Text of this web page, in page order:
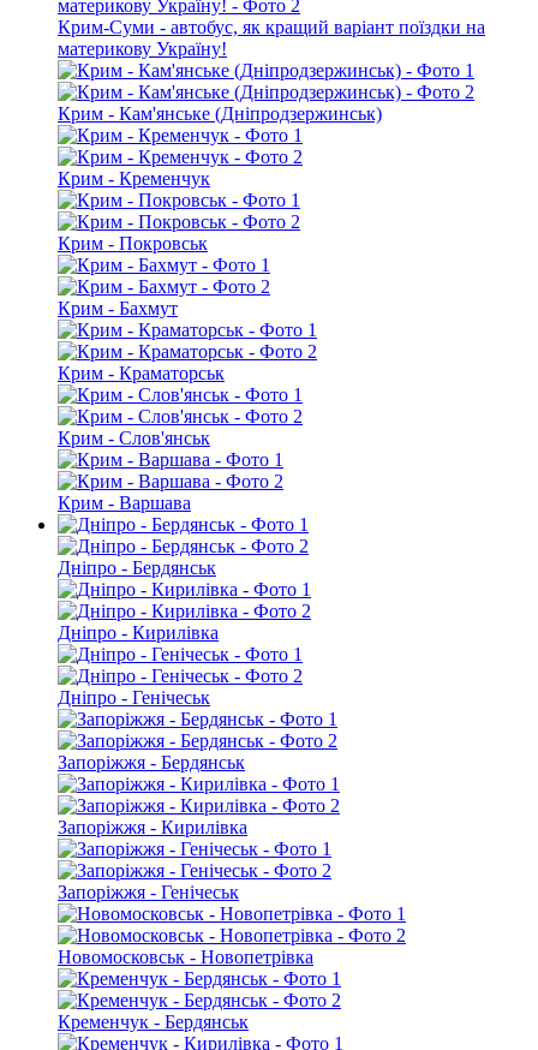
Крим-Суми - автобус, як кращий варіант поїздки на
материкову Україну!
Крим - Кам'янське (Дніпродзержинськ)
Крим - Кременчук
Крим - Покровськ
Крим - Бахмут
Крим - Краматорськ
Крим - Слов'янськ
Крим - Варшава
Дніпро - Бердянськ
Дніпро - Кирилівка
Дніпро - Генічеськ
Запоріжжя - Бердянськ
Запоріжжя - Кирилівка
Запоріжжя - Генічеськ
Новомосковськ - Новопетрівка
Кременчук - Бердянськ